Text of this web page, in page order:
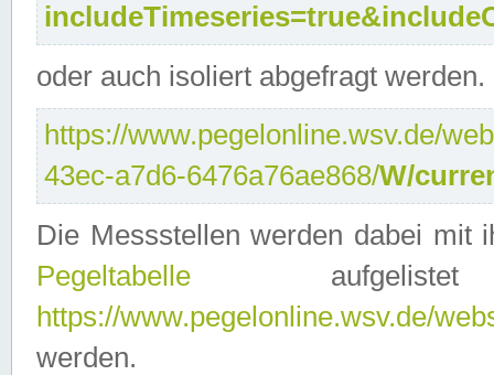
oder auch isoliert abgefragt werden.
https://www.pegelonline.wsv.de/
43ec-a7d6-6476a76ae868/W/
Die Messstellen werden dabei mit
Pegeltabelle
https://www.pegelonline.wsv.de/
werden.